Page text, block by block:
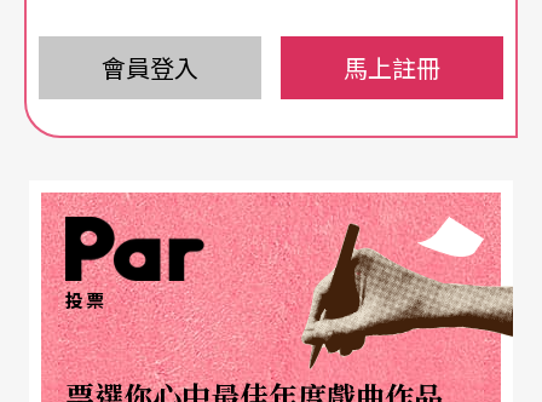
騷動的匈牙利布達佩斯交響樂團，上回與鋼琴家李
雲迪合作演出蕭邦的第一號鋼琴協奏曲，之後瓦薩
特的第二號鋼琴協奏曲，令人嘆為觀止。
此次瓦薩里仍舊沒讓國內的樂迷失望，不但帶來波
西米亞風味十足的德弗札克第八號交響曲、韋伯
《奧伯龍》序曲之外，並將親自彈奏莫札特的鋼琴
協奏曲，；更特別的是，瓦薩里還將指揮演出台灣
會員登入 馬上註冊
投票